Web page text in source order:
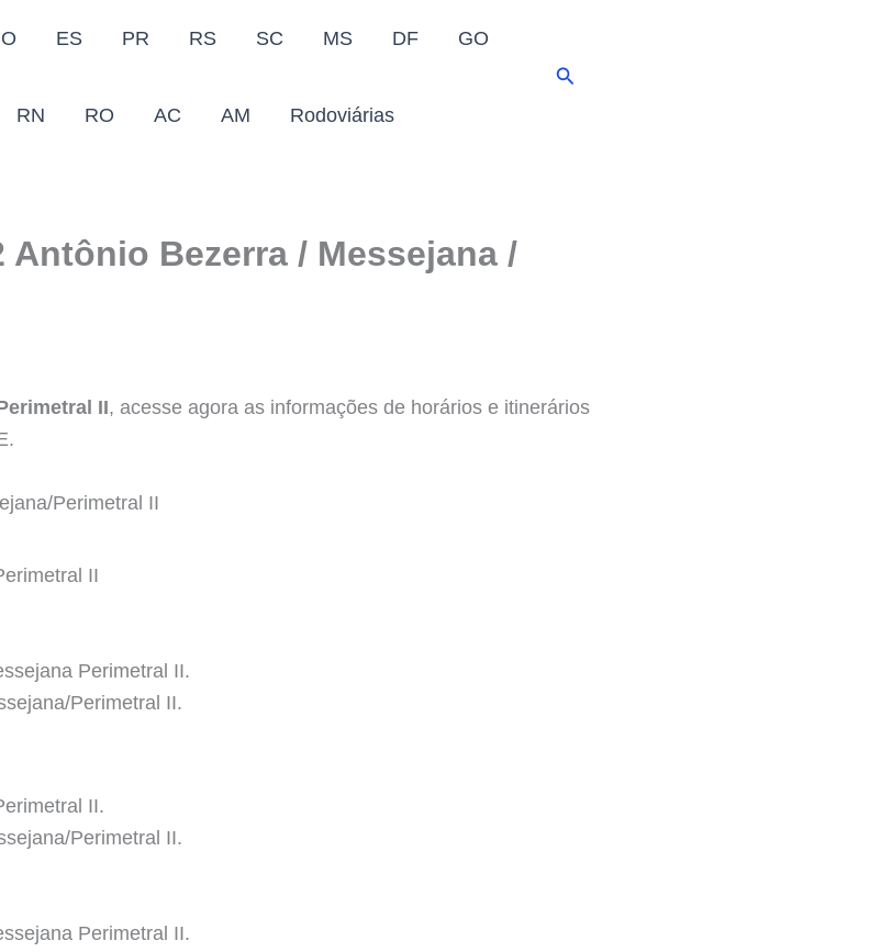
ES PR RS SC MS DF GO
RN RO AC AM Rodoviárias
Pesquisar
Bezerra / Messejana /
II, acesse agora as informações de horários e itinerários
Perimetral II
II
Perimetral II.
Perimetral II.
II.
Perimetral II.
Perimetral II.